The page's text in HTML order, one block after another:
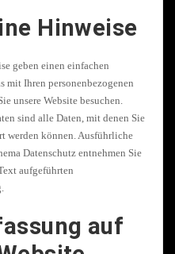
Hinweise
geben einen einfachen
mit Ihren personenbezogenen
unsere Website besuchen.
sind alle Daten, mit denen Sie
werden können. Ausführliche
Datenschutz entnehmen Sie
aufgeführten
auf